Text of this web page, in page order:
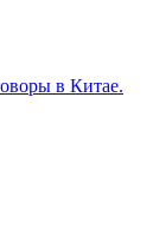
в Китае.